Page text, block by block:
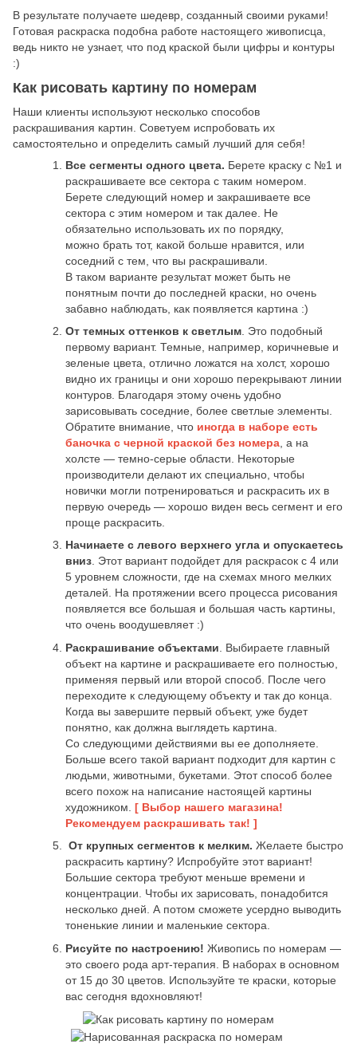
В результате получаете шедевр, созданный своими руками!
Готовая раскраска подобна работе настоящего живописца,
ведь никто не узнает, что под краской были цифры и контуры
:)
Как рисовать картину по номерам
Наши клиенты используют несколько способов
раскрашивания картин. Советуем испробовать их
самостоятельно и определить самый лучший для себя!
Все сегменты одного цвета. Берете краску с №1 и
раскрашиваете все сектора с таким номером.
Берете следующий номер и закрашиваете все
сектора с этим номером и так далее. Не
обязательно использовать их по порядку,
можно брать тот, какой больше нравится, или
соседний с тем, что вы раскрашивали.
В таком варианте результат может быть не
понятным почти до последней краски, но очень
забавно наблюдать, как появляется картина :)
От темных оттенков к светлым . Это подобный
первому вариант. Темные, например, коричневые и
зеленые цвета, отлично ложатся на холст, хорошо
видно их границы и они хорошо перекрывают линии
контуров. Благодаря этому очень удобно
зарисовывать соседние, более светлые элементы.
Обратите внимание, что иногда в наборе есть
баночка с черной краской без номера , а на
холсте — темно-серые области. Некоторые
производители делают их специально, чтобы
новички могли потренироваться и раскрасить их в
первую очередь — хорошо виден весь сегмент и его
проще раскрасить.
Начинаете с левого верхнего угла и опускаетесь
вниз. Этот вариант подойдет для раскрасок с 4 или
5 уровнем сложности, где на схемах много мелких
деталей. На протяжении всего процесса рисования
появляется все большая и большая часть картины,
что очень воодушевляет :)
Раскрашивание объектами . Выбираете главный
объект на картине и раскрашиваете его полностью,
применяя первый или второй способ. После чего
переходите к следующему объекту и так до конца.
Когда вы завершите первый объект, уже будет
понятно, как должна выглядеть картина.
Со следующими действиями вы ее дополняете.
Больше всего такой вариант подходит для картин с
людьми, животными, букетами. Этот способ более
всего похож на написание настоящей картины
художником. [ Выбор нашего магазина!
Рекомендуем раскрашивать так! ]
От крупных сегментов к мелким. Желаете быстро
раскрасить картину? Испробуйте этот вариант!
Большие сектора требуют меньше времени и
концентрации. Чтобы их зарисовать, понадобится
несколько дней. А потом сможете усердно выводить
тоненькие линии и маленькие сектора.
Рисуйте по настроению! Живопись по номерам —
это своего рода арт-терапия. В наборах в основном
от 15 до 30 цветов. Используйте те краски, которые
вас сегодня вдохновляют!